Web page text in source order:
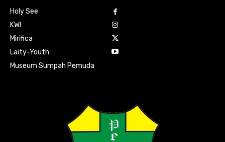
Holy See
KWI
Mirifica
Laity-Youth
Museum Sumpah Pemuda